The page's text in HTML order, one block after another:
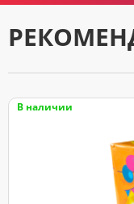
В наличии